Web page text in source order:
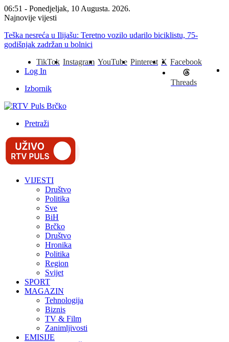
06:51 - Ponedjeljak, 10 Augusta. 2026.
Najnovije vijesti
Teška nesreća u Ilijašu: Teretno vozilo udarilo biciklistu, 75-
godišnjak zadržan u bolnici
Facebook
X
Pinterest
YouTube
Instagram
TikTok
Threads
Log In
Izbornik
Pretraži
VIJESTI
Društvo
Politika
Sve
BiH
Brčko
Društvo
Hronika
Politika
Region
Svijet
SPORT
MAGAZIN
Tehnologija
Biznis
TV & Film
Zanimljivosti
EMISIJE